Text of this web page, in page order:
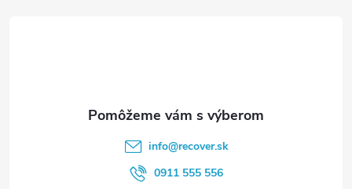
info@recover.sk
0911 555 556